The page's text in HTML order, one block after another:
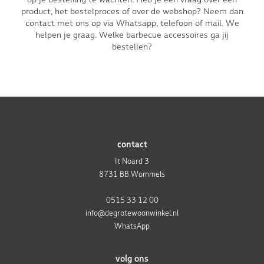
product, het bestelproces of over de webshop? Neem dan
contact met ons op via Whatsapp, telefoon of mail. We
helpen je graag. Welke barbecue accessoires ga jij
bestellen?
volg ons
contact
It Noard 3
8731 BB Wommels
0515 33 12 00
info@degrotewoonwinkel.nl
WhatsApp